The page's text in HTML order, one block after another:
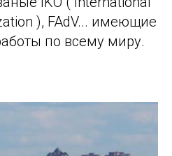
), FAdV... имеющие
по всему миру.